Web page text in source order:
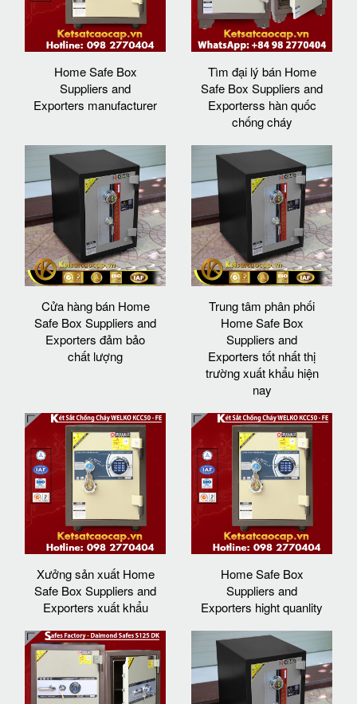
Home Safe Box
Suppliers and
Exporters manufacturer
Tìm đại lý bán Home
Safe Box Suppliers and
Exporterss hàn quốc
chống cháy
Cửa hàng bán Home
Safe Box Suppliers and
Exporters đảm bảo
chất lượng
Trung tâm phân phối
Home Safe Box
Suppliers and
Exporters tốt nhất thị
trường xuất khẩu hiện
nay
Xưởng sản xuất Home
Safe Box Suppliers and
Exporters xuất khẩu
Home Safe Box
Suppliers and
Exporters hight quanlity